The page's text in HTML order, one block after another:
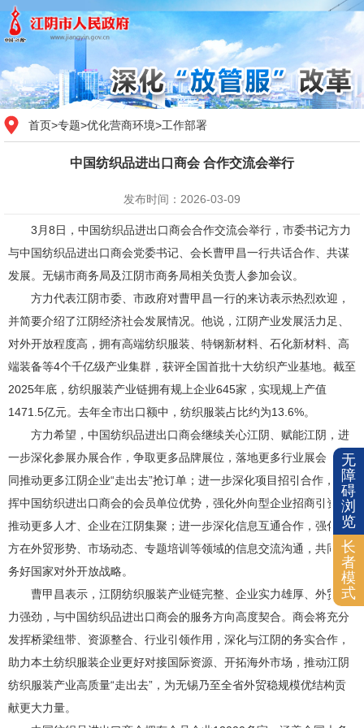
首页>专题>优化营商环境>工作部署
中国纺织品进出口商会 合作交流会举行
发布时间：2026-03-09
3月8日，中国纺织品进出口商会合作交流会举行，市委书记方力
与中国纺织品进出口商会党委书记、会长曹甲昌一行共话合作、共谋
发展。无锡市商务局及江阴市商务局相关负责人参加会议。
方力代表江阴市委、市政府对曹甲昌一行的来访表示热烈欢迎，
并简要介绍了江阴经济社会发展情况。他说，江阴产业发展活力足、
对外开放程度高，拥有高端纺织服装、特钢新材料、石化新材料、高
端装备等4个千亿级产业集群，获评全国首批十大纺织产业基地。截至
2025年底，纺织服装产业链拥有规上企业645家，实现规上产值
1471.5亿元。去年全市出口额中，纺织服装占比约为13.6%。
方力希望，中国纺织品进出口商会继续关心江阴、赋能江阴，进
一步深化参展办展合作，争取更多品牌展位，落地更多行业展会，协
同推动更多江阴企业“走出去”抢订单；进一步深化项目招引合作，发
挥中国纺织进出口商会的会员单位优势，强化外向型企业招商引资，
推动更多人才、企业在江阴集聚；进一步深化信息互通合作，强化双
方在外贸形势、市场动态、专题培训等领域的信息交流沟通，共同服
务好国家对外开放战略。
曹甲昌表示，江阴纺织服装产业链完整、企业实力雄厚、外贸活
力强劲，与中国纺织品进出口商会的服务方向高度契合。商会将充分
发挥桥梁纽带、资源整合、行业引领作用，深化与江阴的务实合作，
助力本土纺织服装企业更好对接国际资源、开拓海外市场，推动江阴
纺织服装产业高质量“走出去”，为无锡乃至全省外贸稳规模优结构贡
献更大力量。
无
障
碍
浏
览
长
者
模
式